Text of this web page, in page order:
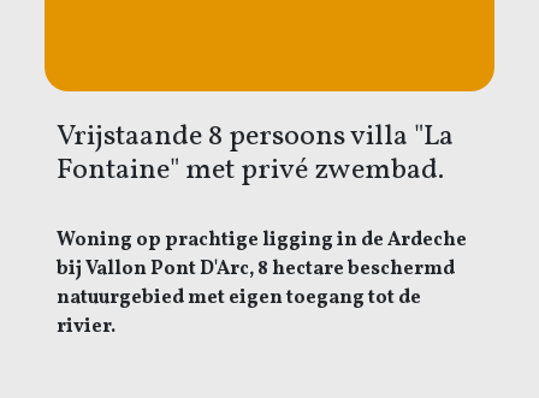
Vrijstaande 8 persoons villa "La
Fontaine" met privé zwembad.
Woning op prachtige ligging in de Ardeche
bij Vallon Pont D'Arc, 8 hectare beschermd
natuurgebied met eigen toegang tot de
rivier.